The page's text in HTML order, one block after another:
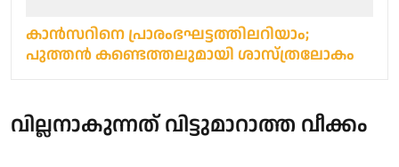
കാൻസറിനെ പ്രാരംഭഘട്ടത്തിലറിയാം;
പുത്തൻ കണ്ടെത്തലുമായി ശാസ്ത്രലോകം
വില്ലനാകുന്നത് വിട്ടുമാറാത്ത വീക്കം